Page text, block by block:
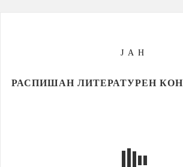
ЈАН
РАСПИШАН ЛИТЕРАТУРЕН